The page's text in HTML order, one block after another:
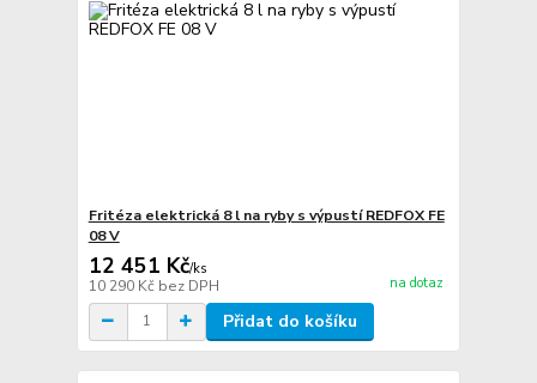
Fritéza elektrická 8 l na ryby s výpustí REDFOX FE
08 V
12 451 Kč/ks
10 290 Kč bez DPH na dotaz
Přidat do košíku